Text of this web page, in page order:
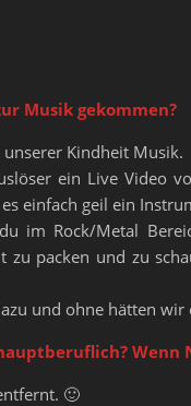
Musik gekommen?
Kindheit Musik.
ein Live Video
einfach geil ein
im Rock/Metal
zu packen und zu
und ohne hätten wir
Wenn
🙂